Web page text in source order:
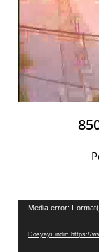
Video
Media error:
Dosyayı indir: https://